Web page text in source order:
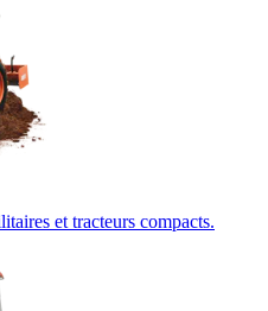
et tracteurs compacts.